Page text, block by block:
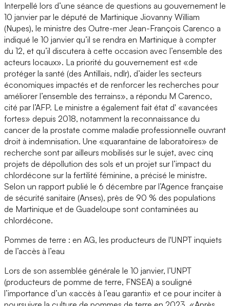
Interpellé lors d’une séance de questions au gouvernement le
10 janvier par le député de Martinique Jiovanny William
(Nupes), le ministre des Outre-mer Jean-François Carenco a
indiqué le 10 janvier qu’il se rendra en Martinique à compter
du 12, et qu’il discutera à cette occasion avec l’ensemble des
acteurs locaux». La priorité du gouvernement est «de
protéger la santé (des Antillais, ndlr), d’aider les secteurs
économiques impactés et de renforcer les recherches pour
améliorer l’ensemble des terrains», a répondu M Carenco,
cité par l’AFP. Le ministre a également fait état d' «avancées
fortes» depuis 2018, notamment la reconnaissance du
cancer de la prostate comme maladie professionnelle ouvrant
droit à indemnisation. Une «quarantaine de laboratoires» de
recherche sont par ailleurs mobilisés sur le sujet, avec cinq
projets de dépollution des sols et un projet sur l’impact du
chlordécone sur la fertilité féminine, a précisé le ministre.
Selon un rapport publié le 6 décembre par l’Agence française
de sécurité sanitaire (Anses), près de 90 % des populations
de Martinique et de Guadeloupe sont contaminées au
chlordécone.
Pommes de terre : en AG, les producteurs de l'UNPT inquiets
de l’accès à l’eau
Lors de son assemblée générale le 10 janvier, l’UNPT
(producteurs de pomme de terre, FNSEA) a souligné
l’importance d’un «accès à l’eau garanti» et ce pour inciter à